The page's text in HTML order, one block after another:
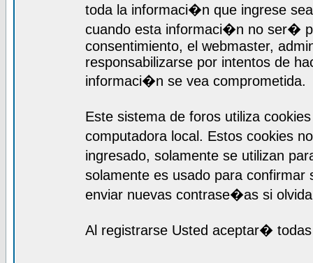
toda la informaci�n que ingrese
cuando esta informaci�n no ser�
consentimiento, el webmaster,
responsabilizarse por intentos de
informaci�n se vea comprometida.
Este sistema de foros utiliza
computadora local. Estos cookies
ingresado, solamente se utilizan
solamente es usado para
enviar nuevas contrase�as si
Al registrarse Usted aceptar�